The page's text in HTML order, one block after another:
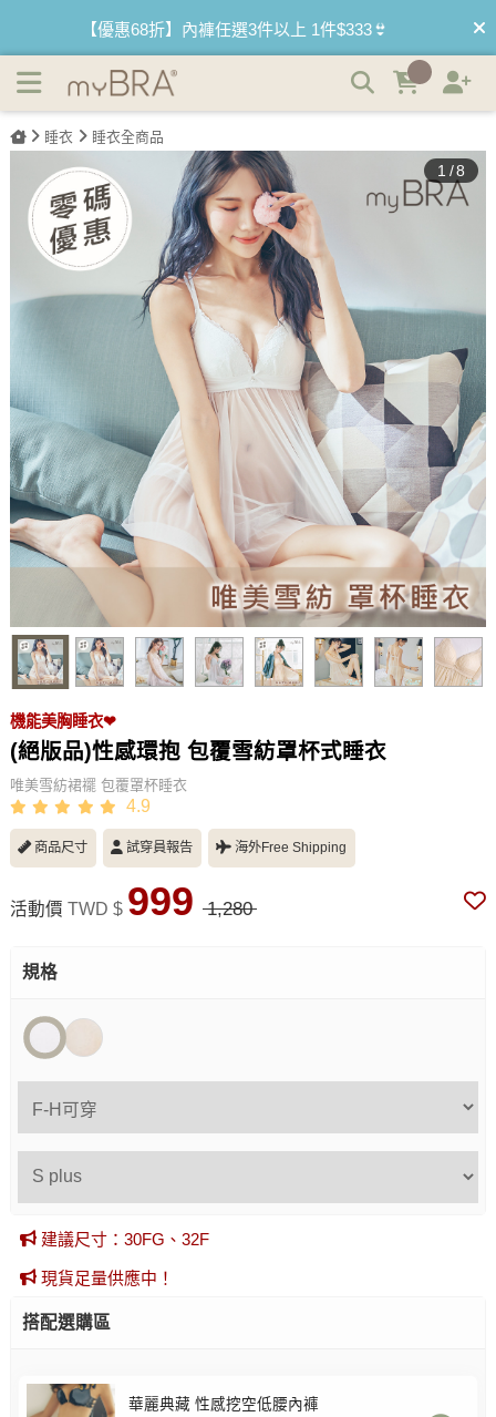
衣品牌
【買內衣免運費】台灣滿1200運費0元🚛
【首購優惠】新客最高可折$150再免運❗
【夏日滿額贈】把衣物壓縮收納袋回家 🌞
【父親節快樂】男內褲5件$999🧔
睡衣 睡衣全商品
1 /8
機能美胸睡衣❤
(絕版品)性感環抱 包覆雪紡罩杯式睡衣
唯美雪紡裙襬 包覆罩杯睡衣
4.9
商品尺寸 試穿員報告 海外Free Shipping
活動價 TWD $ 999 1,280
規格
建議尺寸：30FG、32F
現貨足量供應中！
搭配選購區
華麗典藏 性感挖空低腰內褲